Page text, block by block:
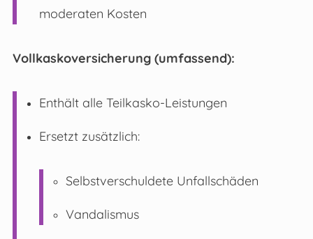
moderaten Kosten
Vollkaskoversicherung (umfassend):
Enthält alle Teilkasko-Leistungen
Ersetzt zusätzlich:
Selbstverschuldete Unfallschäden
Vandalismus